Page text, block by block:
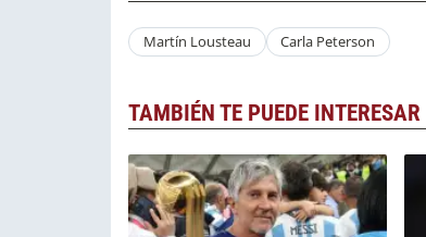
Martín Lousteau Carla Peterson
TAMBIÉN TE PUEDE INTERESAR